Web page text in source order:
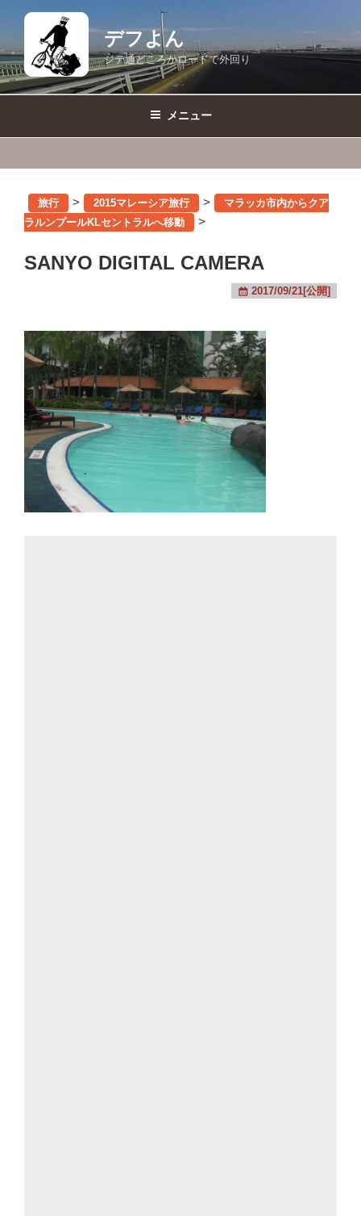
テ
ン
ツ
デフよん
ジテ通どころかロードで外回り
メニュー
旅行 > 2015マレーシア旅行 >
マラッカ市内からクア
ラルンプールKLセントラルへ移動
>
SANYO DIGITAL CAMERA
2017/09/21[公開]